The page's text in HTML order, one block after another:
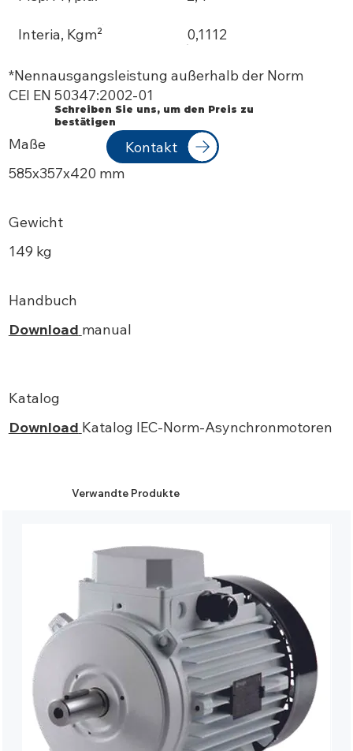
Interia, Kgm² 0,1112
*Nennausgangsleistung außerhalb der Norm
CEI EN 50347:2002-01
Maße
585х357x420 mm
Gewicht
149 kg
Handbuch
Download manual
Katalog
Download Katalog IEC-Norm-Asynchronmotoren
Schreiben Sie uns, um den Preis zu
bestätigen
Kontakt
Verwandte Produkte